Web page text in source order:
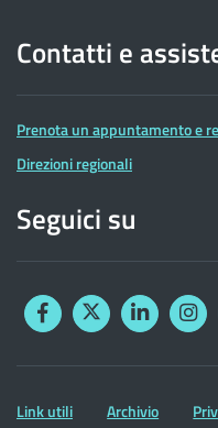
Contatti e
Prenota un appuntamento e
Direzioni regionali
Seguici su
FacebookTwitterLinkedin
Altre
Link utili Archivio